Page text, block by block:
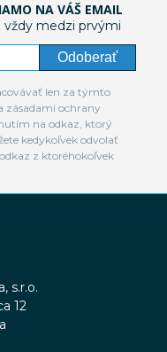
NA VÁŠ EMAIL
vždy medzi prvými
Odoberať
len za týmto
zásadami ochrany
na odkaz, ktorý
kedykoľvek odvolať
z ktoréhokoľvek
s.r.o.
12